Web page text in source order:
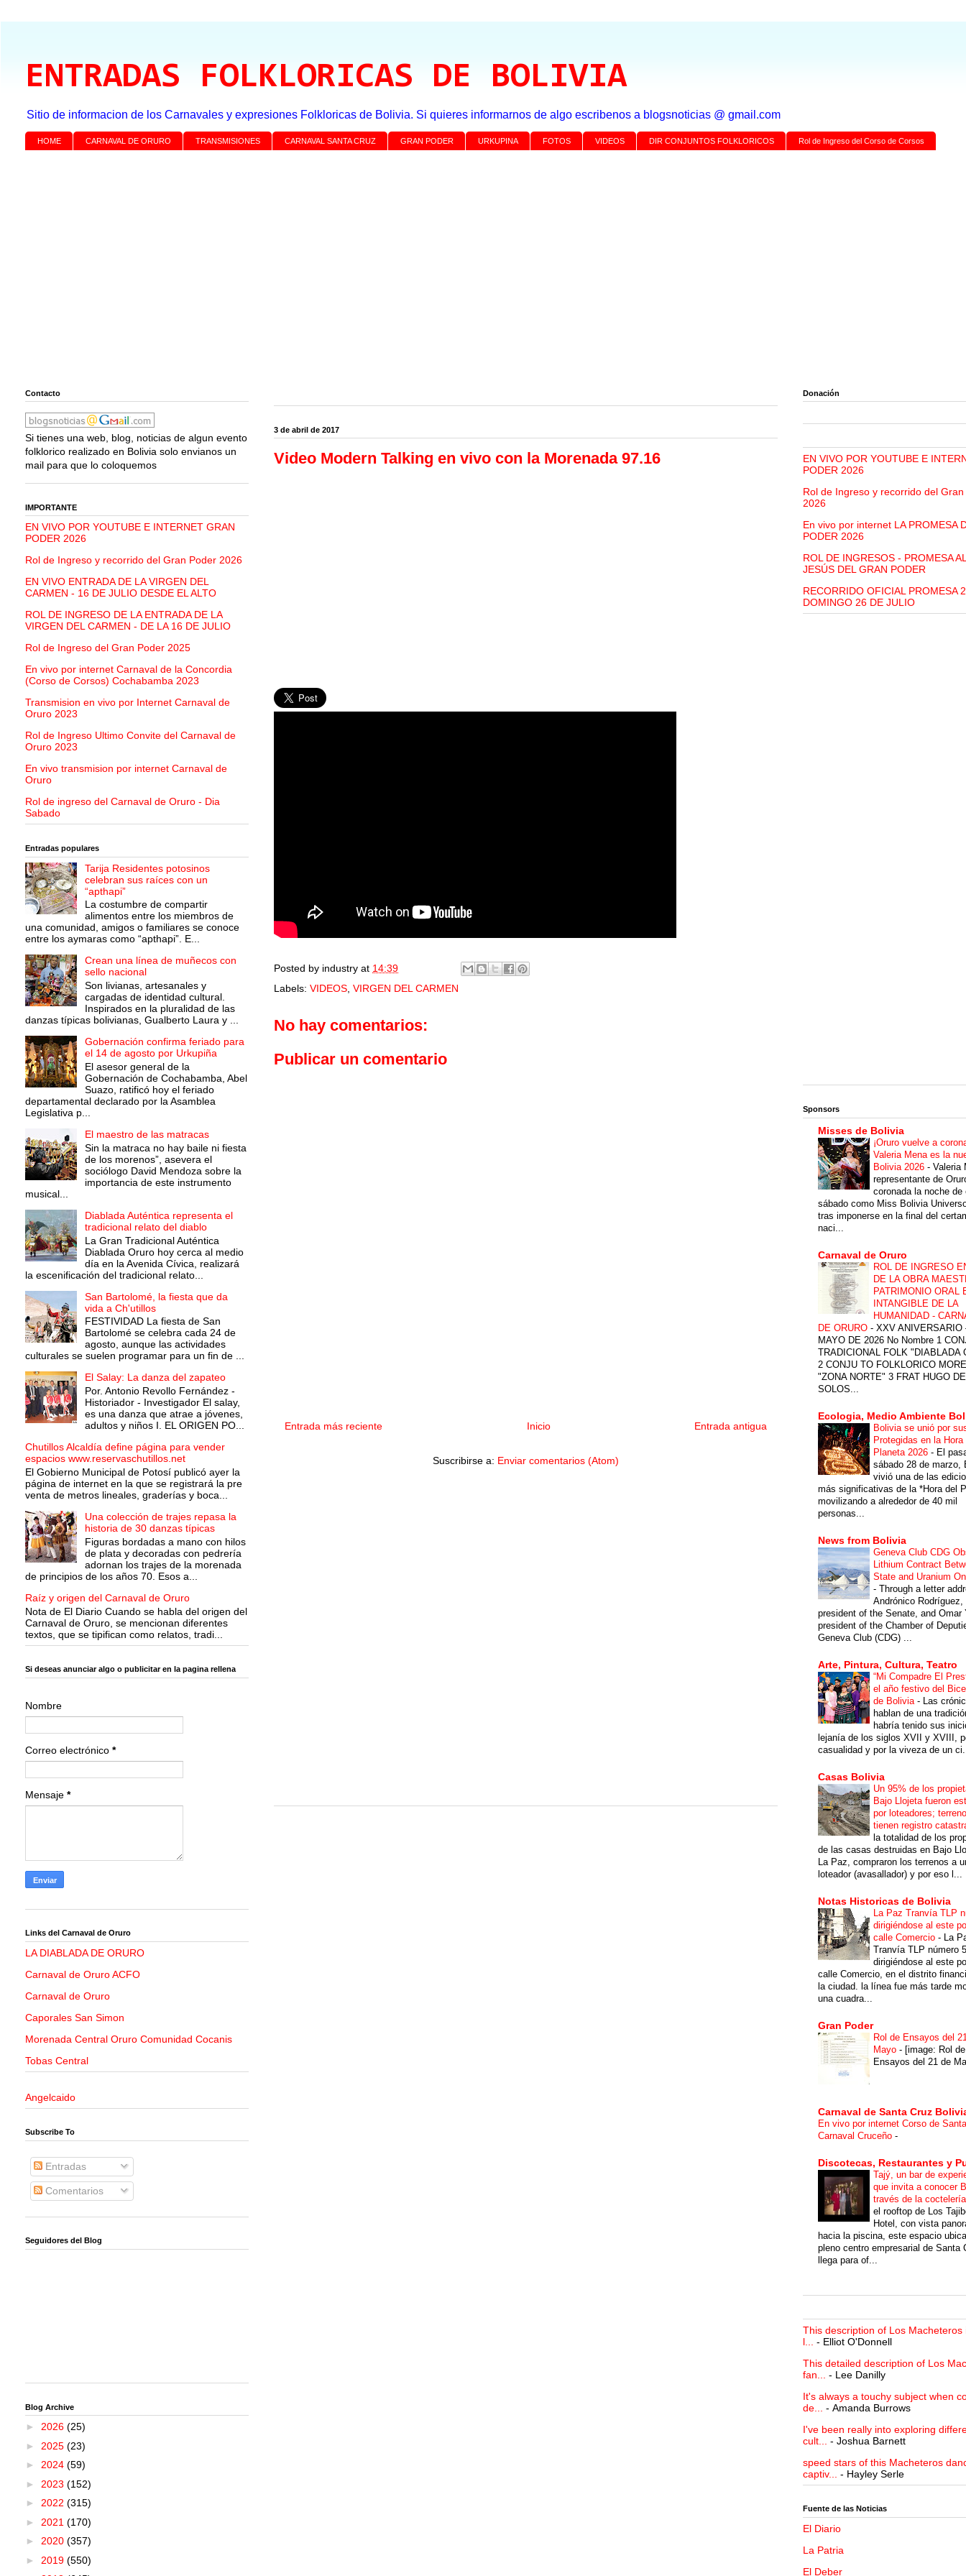
ENTRADAS FOLKLORICAS DE BOLIVIA
Sitio de informacion de los Carnavales y expresiones Folkloricas de Bolivia. Si quieres informarnos de algo escribenos a blogsnoticias @ gmail.com
HOME CARNAVAL DE ORURO TRANSMISIONES CARNAVAL SANTA CRUZ GRAN PODER URKUPINA FOTOS VIDEOS DIR CONJUNTOS FOLKLORICOS Rol de Ingreso del Corso de Corsos
3 de abril de 2017
Video Modern Talking en vivo con la Morenada 97.16
Posted by industry at 14:39
Labels: VIDEOS, VIRGEN DEL CARMEN
No hay comentarios:
Publicar un comentario
Entrada más reciente Entrada antigua
Inicio
Suscribirse a: Enviar comentarios (Atom)
Contacto
Si tienes una web, blog, noticias de algun evento
folklorico realizado en Bolivia solo envianos un
mail para que lo coloquemos
IMPORTANTE
EN VIVO POR YOUTUBE E INTERNET GRAN
PODER 2026
Rol de Ingreso y recorrido del Gran Poder 2026
EN VIVO ENTRADA DE LA VIRGEN DEL
CARMEN - 16 DE JULIO DESDE EL ALTO
ROL DE INGRESO DE LA ENTRADA DE LA
VIRGEN DEL CARMEN - DE LA 16 DE JULIO
Rol de Ingreso del Gran Poder 2025
En vivo por internet Carnaval de la Concordia
(Corso de Corsos) Cochabamba 2023
Transmision en vivo por Internet Carnaval de
Oruro 2023
Rol de Ingreso Ultimo Convite del Carnaval de
Oruro 2023
En vivo transmision por internet Carnaval de
Oruro
Rol de ingreso del Carnaval de Oruro - Dia
Sabado
Entradas populares
Tarija Residentes potosinos
celebran sus raíces con un
“apthapi”
La costumbre de compartir
alimentos entre los miembros de
una comunidad, amigos o familiares se conoce
entre los aymaras como “apthapi”. E...
Crean una línea de muñecos con
sello nacional
Son livianas, artesanales y
cargadas de identidad cultural.
Inspirados en la pluralidad de las
danzas típicas bolivianas, Gualberto Laura y ...
Gobernación confirma feriado para
el 14 de agosto por Urkupiña
El asesor general de la
Gobernación de Cochabamba, Abel
Suazo, ratificó hoy el feriado
departamental declarado por la Asamblea
Legislativa p...
El maestro de las matracas
Sin la matraca no hay baile ni fiesta
de los morenos”, asevera el
sociólogo David Mendoza sobre la
importancia de este instrumento
musical...
Diablada Auténtica representa el
tradicional relato del diablo
La Gran Tradicional Auténtica
Diablada Oruro hoy cerca al medio
día en la Avenida Cívica, realizará
la escenificación del tradicional relato...
San Bartolomé, la fiesta que da
vida a Ch'utillos
FESTIVIDAD La fiesta de San
Bartolomé se celebra cada 24 de
agosto, aunque las actividades
culturales se suelen programar para un fin de ...
El Salay: La danza del zapateo
Por. Antonio Revollo Fernández -
Historiador - Investigador El salay,
es una danza que atrae a jóvenes,
adultos y niños I. EL ORIGEN PO...
Chutillos Alcaldía define página para vender
espacios www.reservaschutillos.net
El Gobierno Municipal de Potosí publicó ayer la
página de internet en la que se registrará la pre
venta de metros lineales, graderías y boca...
Una colección de trajes repasa la
historia de 30 danzas típicas
Figuras bordadas a mano con hilos
de plata y decoradas con pedrería
adornan los trajes de la morenada
de principios de los años 70. Esos a...
Raíz y origen del Carnaval de Oruro
Nota de El Diario Cuando se habla del origen del
Carnaval de Oruro, se mencionan diferentes
textos, que se tipifican como relatos, tradi...
Si deseas anunciar algo o publicitar en la pagina rellena
Nombre
Correo electrónico *
Mensaje *
Links del Carnaval de Oruro
LA DIABLADA DE ORURO
Carnaval de Oruro ACFO
Carnaval de Oruro
Caporales San Simon
Morenada Central Oruro Comunidad Cocanis
Tobas Central
Angelcaido
Subscribe To
Entradas
Comentarios
Seguidores del Blog
Blog Archive
► 2026 (25)
► 2025 (23)
► 2024 (59)
► 2023 (152)
► 2022 (315)
► 2021 (170)
► 2020 (357)
► 2019 (550)
Donación
EN VIVO POR YOUTUBE E
PODER 2026
Rol de Ingreso y recorrido del
2026
En vivo por internet LA PROMESA
PODER 2026
ROL DE INGRESOS - PROMESA
JESÚS DEL GRAN PODER
RECORRIDO OFICIAL PROMESA
DOMINGO 26 DE JULIO
Sponsors
Misses de Bolivia
¡Oruro vuelve a
Valeria Mena es la
Bolivia 2026 - Valeria
representante de
coronada la noche de
sábado como Miss Bolivia
tras imponerse en la final del
naci...
Carnaval de Oruro
ROL DE INGRESO
DE LA OBRA
PATRIMONIO ORAL
INTANGIBLE DE LA
HUMANIDAD -
DE ORURO - XXV ANIVERSARIO
MAYO DE 2026 No Nombre 1
TRADICIONAL FOLK "DIABLADA
2 CONJU TO FOLKLORICO
"ZONA NORTE" 3 FRAT HUGO
SOLOS...
Ecologia, Medio Ambiente
Bolivia se unió por
Protegidas en la Hora
Planeta 2026 - El
sábado 28 de marzo,
vivió una de las
más significativas de la *Hora del
movilizando a alrededor de 40 mil
personas...
News from Bolivia
Geneva Club CDG
Lithium Contract
State and Uranium
- Through a letter
Andrónico Rodríguez,
president of the Senate, and Omar
president of the Chamber of
Geneva Club (CDG) ...
Arte, Pintura, Cultura, Teatro
“Mi Compadre El
el año festivo del
de Bolivia - Las
hablan de una
habría tenido sus
lejanía de los siglos XVII y XVIII,
casualidad y por la viveza de un
Casas Bolivia
Un 95% de los
Bajo Llojeta fueron
por loteadores;
tienen registro
la totalidad de los
de las casas destruidas en Bajo
La Paz, compraron los terrenos a
loteador (avasallador) y por eso l...
Notas Historicas de Bolivia
La Paz Tranvía TLP
dirigiéndose al este
calle Comercio - La
Tranvía TLP número 5
dirigiéndose al este
calle Comercio, en el distrito
la ciudad. la línea fue más tarde
una cuadra...
Gran Poder
Rol de Ensayos del
Mayo - [image: Rol de
Ensayos del 21 de
Carnaval de Santa Cruz
En vivo por internet Corso de
Carnaval Cruceño -
Discotecas, Restaurantes y
Tajý, un bar de
que invita a conocer
través de la
el rooftop de Los
Hotel, con vista
hacia la piscina, este espacio
pleno centro empresarial de Santa
llega para of...
This description of Los Macheteros
l...
- Elliot O'Donnell
This detailed description of Los
fan...
- Lee Danilly
It's always a touchy subject when
de...
- Amanda Burrows
I've been really into exploring
cult...
- Joshua Barnett
speed stars of this Macheteros
captiv...
- Hayley Serle
Fuente de las Noticias
El Diario
La Patria
El Deber